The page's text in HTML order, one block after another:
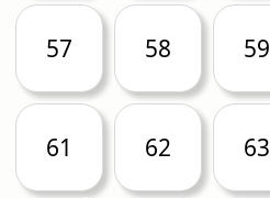
57 58 59
61 62 63